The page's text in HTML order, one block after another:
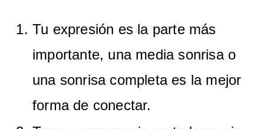
Tu expresión es la parte más
importante, una media sonrisa o
una sonrisa completa es la mejor
forma de conectar.